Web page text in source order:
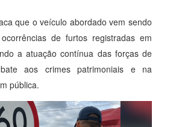
que o veículo abordado vem sendo
de furtos registradas em
a atuação contínua das forças de
aos crimes patrimoniais e na
pública.